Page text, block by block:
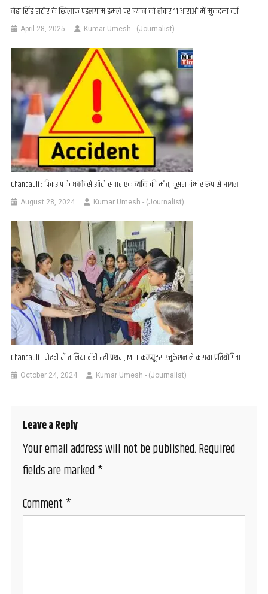
नेहा सिंह राठौर के खिलाफ पहलगाम हमले पर बयान को लेकर 11 धाराओं में मुकदमा दर्ज
April 28, 2025 Kumar Umesh - (Journalist)
Chandauli : पिकअप के धक्के से ऑटो सवार एक व्यक्ति की मौत, दूसरा गंभीर रूप से घायल
August 28, 2024 Kumar Umesh - (Journalist)
Chandauli : मेहंदी में ​तानिया बॉबी रही प्रथम, MIIT कम्प्यूटर एजुकेशन ने कराया प्रतियोगिता
October 24, 2024 Kumar Umesh - (Journalist)
Leave a Reply
Your email address will not be published.Required
fields are marked*
Comment*